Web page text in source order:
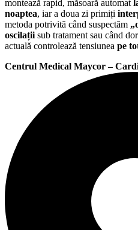
montează rapid, măsoară automat
noaptea, iar a doua zi primiți
metoda potrivită când suspectăm
oscilații sub tratament sau când
actuală controlează tensiunea pe
Centrul Medical Maycor –